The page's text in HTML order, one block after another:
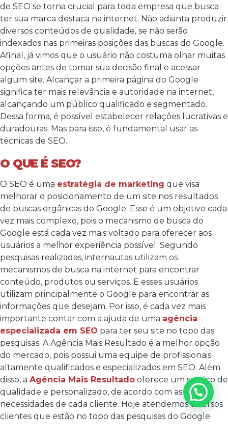
de SEO se torna crucial para toda empresa que busca
ter sua marca destaca na internet. Não adianta produzir
diversos conteúdos de qualidade, se não serão
indexados nas primeiras posições das buscas do Google.
Afinal, já vimos que o usuário não costuma olhar muitas
opções antes de tomar sua decisão final e acessar
algum site. Alcançar a primeira página do Google
significa ter mais relevância e autoridade na internet,
alcançando um público qualificado e segmentado.
Dessa forma, é possível estabelecer relações lucrativas e
duradouras. Mas para isso, é fundamental usar as
técnicas de SEO.
O QUE É SEO?
O SEO é uma estratégia de marketing que visa
melhorar o posicionamento de um site nos resultados
de buscas orgânicas do Google. Esse é um objetivo cada
vez mais complexo, pois o mecanismo de busca do
Google está cada vez mais voltado para oferecer aos
usuários a melhor experiência possível. Segundo
pesquisas realizadas, internautas utilizam os
mecanismos de busca na internet para encontrar
conteúdo, produtos ou serviços. E esses usuários
utilizam principalmente o Google para encontrar as
informações que desejam. Por isso, é cada vez mais
importante contar com a ajuda de uma agência
especializada em SEO para ter seu site no topo das
pesquisas. A Agência Mais Resultado é a melhor opção
do mercado, pois possui uma equipe de profissionais
altamente qualificados e especializados em SEO. Além
disso, a Agência Mais Resultado oferece um serviço de
qualidade e personalizado, de acordo com as
necessidades de cada cliente. Hoje atendemos diversos
clientes que estão no topo das pesquisas do Google.